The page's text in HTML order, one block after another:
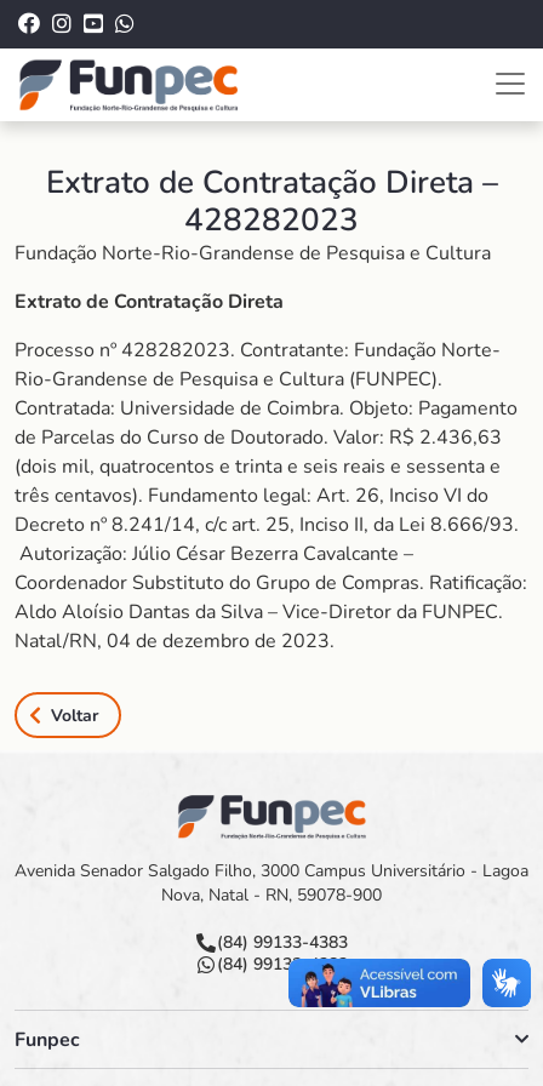
Extrato de Contratação Direta –
428282023
Fundação Norte-Rio-Grandense de Pesquisa e Cultura
Extrato de Contratação Direta
Processo nº 428282023. Contratante: Fundação Norte-
Rio-Grandense de Pesquisa e Cultura (FUNPEC).
Contratada: Universidade de Coimbra. Objeto: Pagamento
de Parcelas do Curso de Doutorado. Valor: R$ 2.436,63
(dois mil, quatrocentos e trinta e seis reais e sessenta e
três centavos). Fundamento legal: Art. 26, Inciso VI do
Decreto nº 8.241/14, c/c art. 25, Inciso II, da Lei 8.666/93.
Autorização: Júlio César Bezerra Cavalcante –
Coordenador Substituto do Grupo de Compras. Ratificação:
Aldo Aloísio Dantas da Silva – Vice-Diretor da FUNPEC.
Natal/RN, 04 de dezembro de 2023.
Voltar
Avenida Senador Salgado Filho, 3000 Campus Universitário - Lagoa
Nova, Natal - RN, 59078-900
(84) 99133-4383
(84) 99133-4383
Funpec